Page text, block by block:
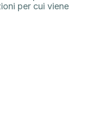
per cui viene